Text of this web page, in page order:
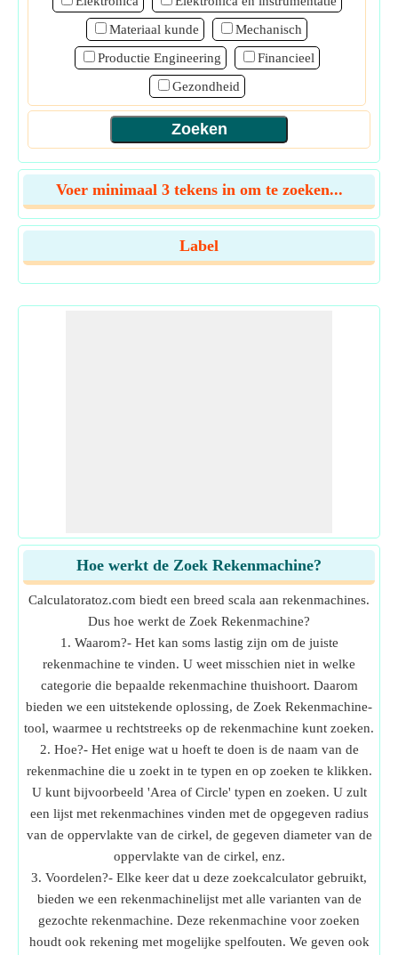
Materiaal kunde
Mechanisch
Productie Engineering
Financieel
Gezondheid
Voer minimaal 3 tekens in om te zoeken...
Label
Hoe werkt de Zoek Rekenmachine?
Calculatoratoz.com biedt een breed scala aan rekenmachines.
Dus hoe werkt de Zoek Rekenmachine?
1. Waarom?- Het kan soms lastig zijn om de juiste
rekenmachine te vinden. U weet misschien niet in welke
categorie die bepaalde rekenmachine thuishoort. Daarom
bieden we een uitstekende oplossing, de Zoek Rekenmachine-
tool, waarmee u rechtstreeks op de rekenmachine kunt zoeken.
2. Hoe?- Het enige wat u hoeft te doen is de naam van de
rekenmachine die u zoekt in te typen en op zoeken te klikken.
U kunt bijvoorbeeld 'Area of Circle' typen en zoeken. U zult
een lijst met rekenmachines vinden met de opgegeven radius
van de oppervlakte van de cirkel, de gegeven diameter van de
oppervlakte van de cirkel, enz.
3. Voordelen?- Elke keer dat u deze zoekcalculator gebruikt,
bieden we een rekenmachinelijst met alle varianten van de
gezochte rekenmachine. Deze rekenmachine voor zoeken
houdt ook rekening met mogelijke spelfouten. We geven ook